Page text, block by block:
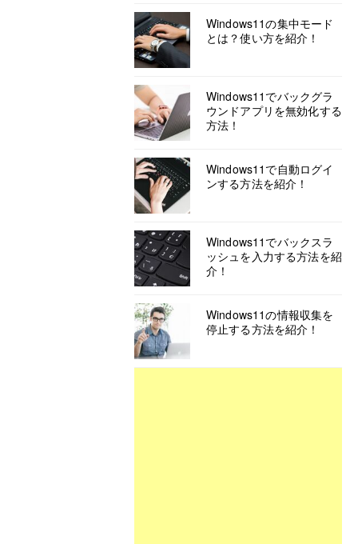
Windows11の集中モード
とは？使い方を紹介！
Windows11でバックグラ
ウンドアプリを無効化する
方法！
Windows11で自動ログイ
ンする方法を紹介！
Windows11でバックスラ
ッシュを入力する方法を紹
介！
Windows11の情報収集を
停止する方法を紹介！